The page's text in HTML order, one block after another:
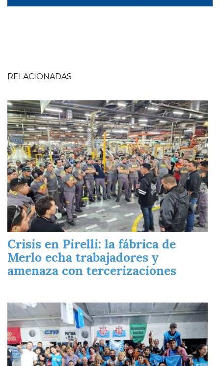
RELACIONADAS
Imagen
Crisis en Pirelli: la fábrica de
Merlo echa trabajadores y
amenaza con tercerizaciones
Imagen